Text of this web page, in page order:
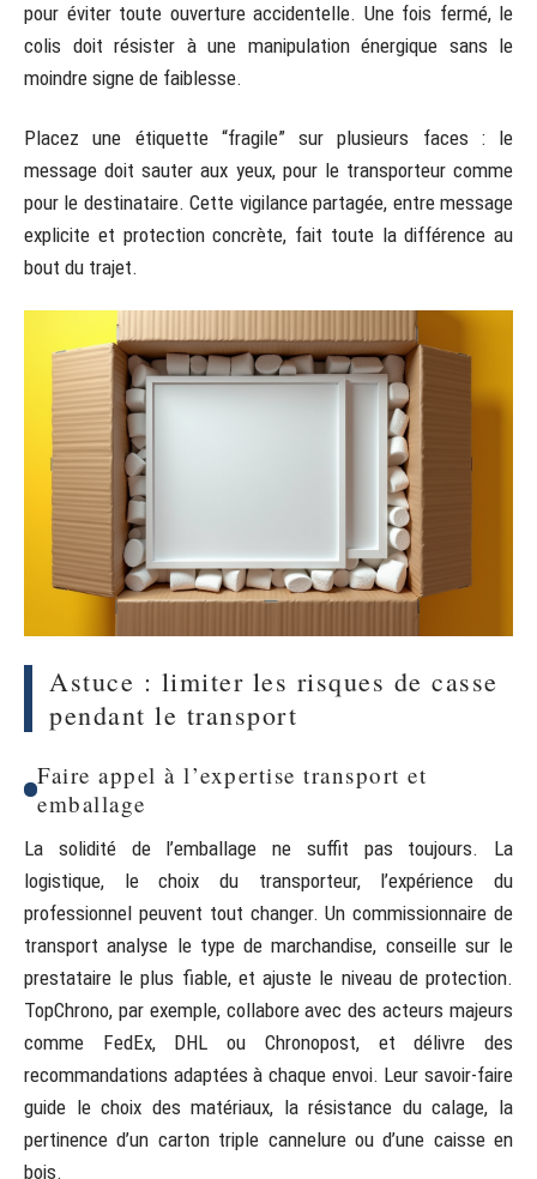
pour éviter toute ouverture accidentelle. Une fois fermé, le
colis doit résister à une manipulation énergique sans le
moindre signe de faiblesse.
Placez une étiquette “fragile” sur plusieurs faces : le
message doit sauter aux yeux, pour le transporteur comme
pour le destinataire. Cette vigilance partagée, entre message
explicite et protection concrète, fait toute la différence au
bout du trajet.
Astuce : limiter les risques de casse
pendant le transport
Faire appel à l’expertise transport et
emballage
La solidité de l’emballage ne suffit pas toujours. La
logistique, le choix du transporteur, l’expérience du
professionnel peuvent tout changer. Un commissionnaire de
transport analyse le type de marchandise, conseille sur le
prestataire le plus fiable, et ajuste le niveau de protection.
TopChrono, par exemple, collabore avec des acteurs majeurs
comme FedEx, DHL ou Chronopost, et délivre des
recommandations adaptées à chaque envoi. Leur savoir-faire
guide le choix des matériaux, la résistance du calage, la
pertinence d’un carton triple cannelure ou d’une caisse en
bois.